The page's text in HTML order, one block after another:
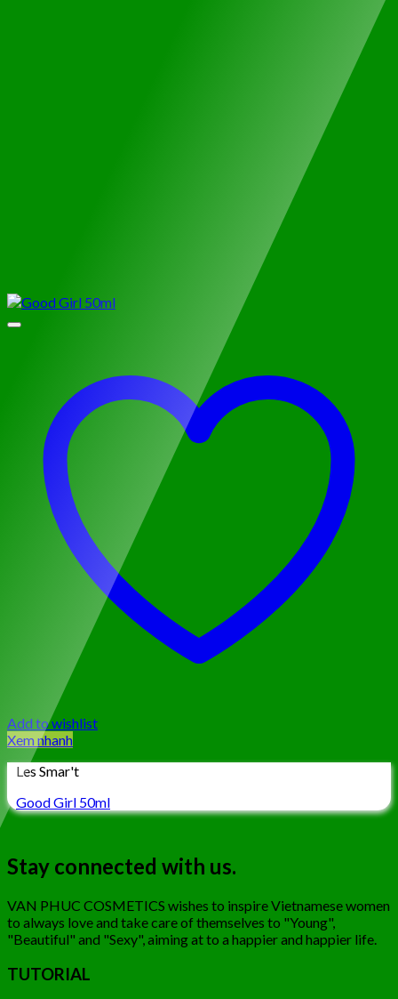
Add to wishlist
Xem nhanh
Les Smar't
Good Girl 50ml
Stay connected with us.
VAN PHUC COSMETICS wishes to inspire Vietnamese women
to always love and take care of themselves to "Young",
"Beautiful" and "Sexy", aiming at to a happier and happier life.
TUTORIAL